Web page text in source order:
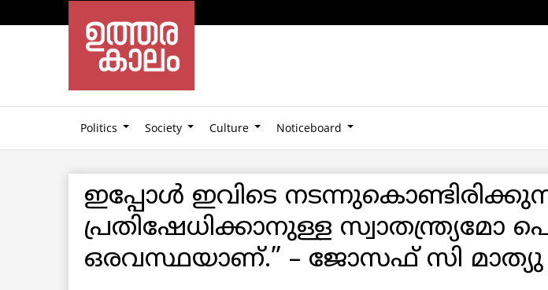
Politics Society Culture Noticeboard
ഇപ്പോള്‍ ഇവിടെ
പ്രതിഷേധിക്കാനുള്ള സ്വാതന്ത്ര്യമോ
ഒരവസ്ഥയാണ്.” – ജോസഫ് സി മാത്യു